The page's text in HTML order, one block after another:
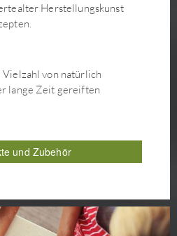
Herstellungskunst
Vielzahl von natürlich
lange Zeit gereiften
und Zubehör